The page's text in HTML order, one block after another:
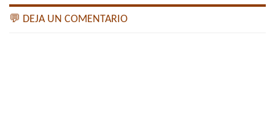
💬 DEJA UN COMENTARIO